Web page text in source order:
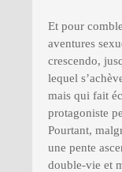
Et pour
aventures
crescendo,
lequel
mais qui fait
protagoniste
Pourtant,
une pente
double-vie et